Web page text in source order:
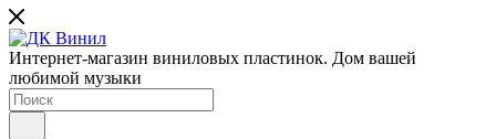
Интернет-магазин виниловых пластинок. Дом вашей
любимой музыки